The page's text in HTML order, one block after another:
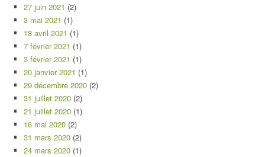
27 juin 2021 (2)
3 mai 2021 (1)
18 avril 2021 (1)
7 février 2021 (1)
3 février 2021 (1)
20 janvier 2021 (1)
29 décembre 2020 (2)
31 juillet 2020 (2)
21 juillet 2020 (1)
16 mai 2020 (2)
31 mars 2020 (2)
24 mars 2020 (1)